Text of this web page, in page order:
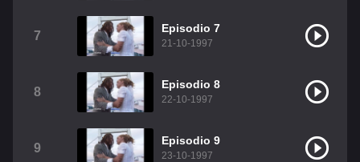
Christian Chavez
Dulce María
RBD Como Assistir Legendado
7
Episodio 7
21-10-1997
8
Episodio 8
22-10-1997
9
Episodio 9
23-10-1997